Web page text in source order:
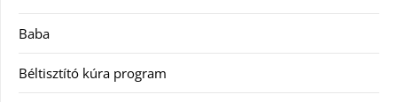
Baba
Béltisztító kúra program